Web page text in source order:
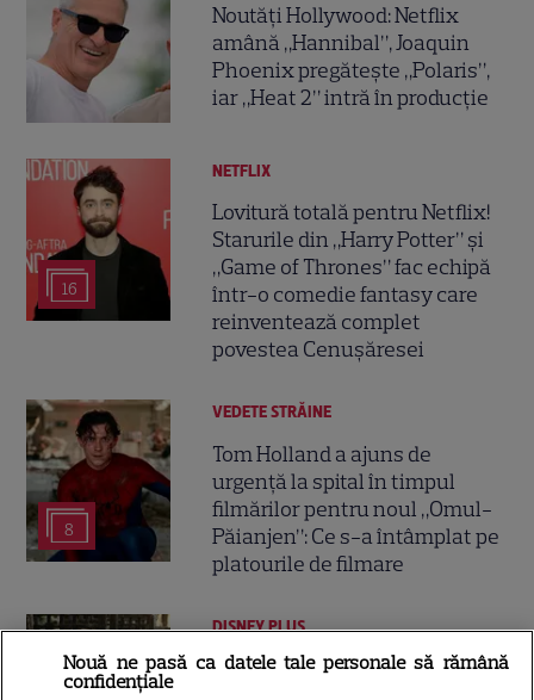
Noutăți Hollywood: Netflix
amână „Hannibal”, Joaquin
Phoenix pregătește „Polaris”,
iar „Heat 2” intră în producție
16
NETFLIX
Lovitură totală pentru Netflix!
Starurile din „Harry Potter” și
„Game of Thrones” fac echipă
într-o comedie fantasy care
reinventează complet
povestea Cenușăresei
8
VEDETE STRĂINE
Tom Holland a ajuns de
urgență la spital în timpul
filmărilor pentru noul „Omul-
Păianjen”: Ce s-a întâmplat pe
platourile de filmare
DISNEY PLUS
Tom Hiddleston face o
Nouă ne pasă ca datele tale personale să rămână
confidențiale